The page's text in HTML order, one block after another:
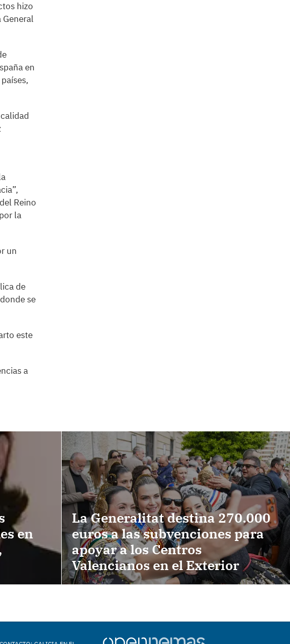
hizo
en
Reino
la
un
de
se
este
a
en
La Generalitat destina 270.000
euros a las subvenciones para
apoyar a los Centros
Valencianos en el Exterior